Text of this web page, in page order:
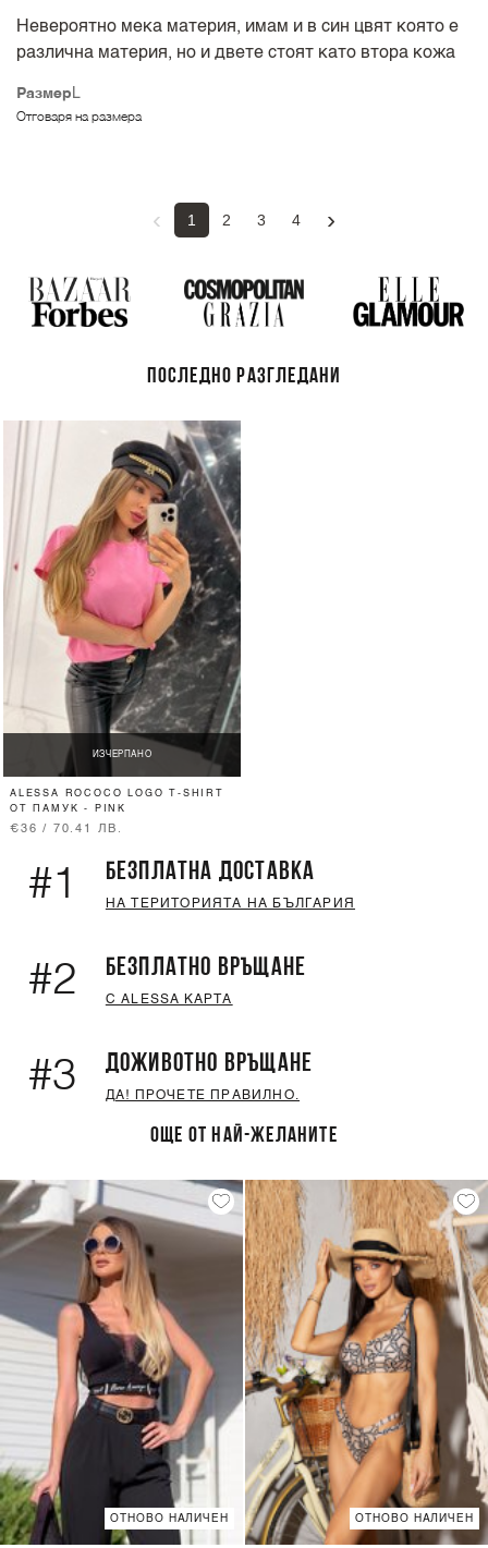
Размер L
Отговаря на размера
Невероятно мека материя, имам и в син цвят която е
различна материя, но и двете стоят като втора кожа
‹ 1 2 3 4 ›
ПОСЛЕДНО РАЗГЛЕДАНИ
ИЗЧЕРПАНО
ALESSA ROCOCO LOGO T-SHIRT
ОТ ПАМУК - PINK
€36 / 70.41 ЛВ.
#1 БЕЗПЛАТНА ДОСТАВКА
НА ТЕРИТОРИЯТА НА БЪЛГАРИЯ
#2 БЕЗПЛАТНО ВРЪЩАНЕ
С ALESSA КАРТА
#3 ДОЖИВОТНО ВРЪЩАНЕ
ДА! ПРОЧЕТЕ ПРАВИЛНО.
ОЩЕ ОТ НАЙ-ЖЕЛАНИТЕ
ОТНОВО НАЛИЧЕН ОТНОВО НАЛИЧЕН